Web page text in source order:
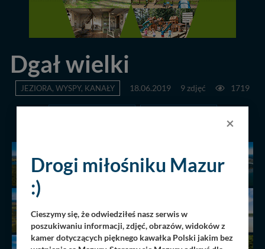
Dgał wielki
JEZIORA, WYSPY, KANAŁY 18.06.2019 9 zdjęć 1719
×
Drogi miłośniku Mazur
:)
Cieszymy się, że odwiedziłeś nasz serwis w
poszukiwaniu informacji, zdjęć, obrazów, widoków z
kamer dotyczących pięknego kawałka Polski jakim bez